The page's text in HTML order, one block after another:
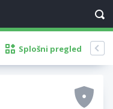
Splošni pregled